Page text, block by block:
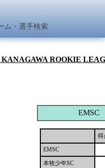
ム・選手検索
KANAGAWA ROOKIE
EMSC
得
EMSC
本牧少年SC